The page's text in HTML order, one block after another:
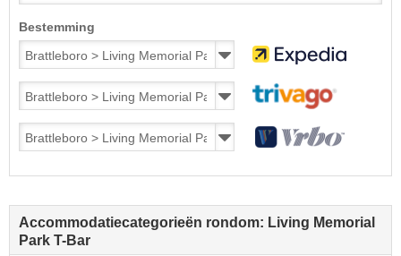
Bestemming
Accommodatiecategorieën rondom: Living Memorial
Park T-Bar